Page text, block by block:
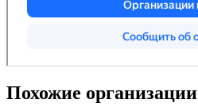
Похожие организации